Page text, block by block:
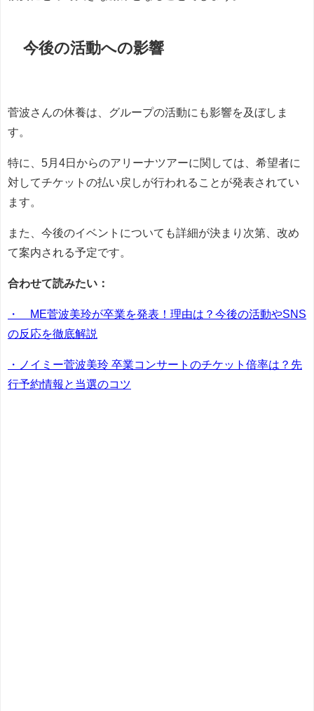
今後の活動への影響
菅波さんの休養は、グループの活動にも影響を及ぼしま
す。
特に、5月4日からのアリーナツアーに関しては、希望者に
対してチケットの払い戻しが行われることが発表されてい
ます。
また、今後のイベントについても詳細が決まり次第、改め
て案内される予定です。
合わせて読みたい：
・≠ME菅波美玲が卒業を発表！理由は？今後の活動やSNS
の反応を徹底解説
・ノイミー菅波美玲 卒業コンサートのチケット倍率は？先
行予約情報と当選のコツ